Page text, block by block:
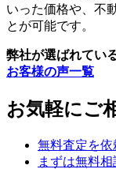
いった価格や、不
とが可能です。
弊社が選ばれてい
お客様の声一覧
お気軽にご
無料査定を依
まずは無料相